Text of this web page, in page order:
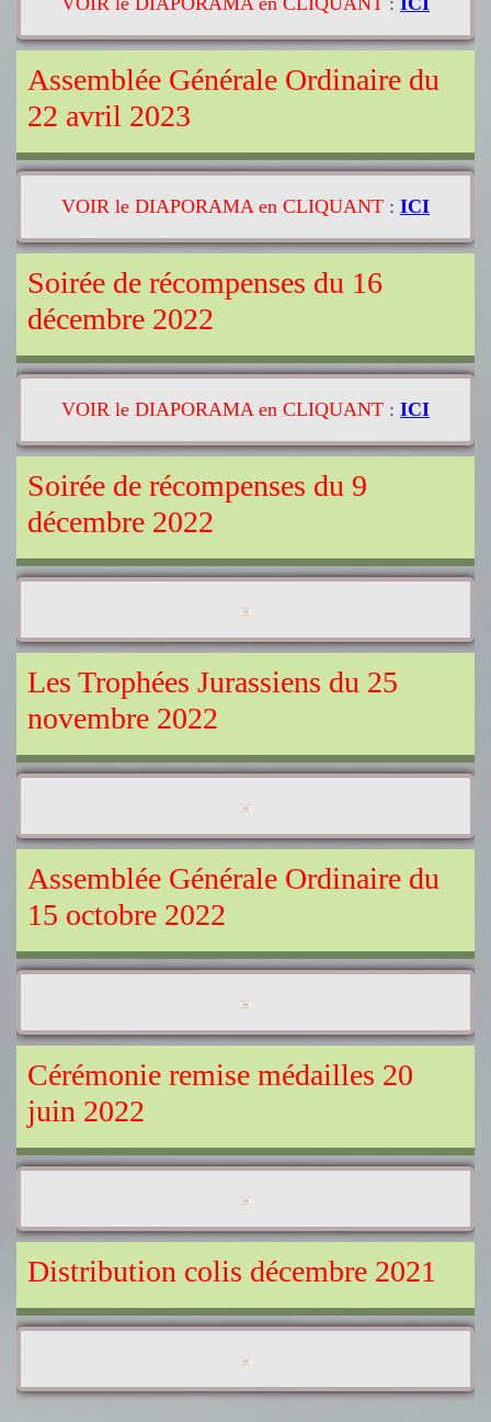
Assemblée Générale Ordinaire du
22 avril 2023
VOIR le DIAPORAMA en CLIQUANT : ICI
Soirée de récompenses du 16
décembre 2022
VOIR le DIAPORAMA en CLIQUANT : ICI
Soirée de récompenses du 9
décembre 2022
Les Trophées Jurassiens du 25
novembre 2022
Assemblée Générale Ordinaire du
15 octobre 2022
Cérémonie remise médailles 20
juin 2022
Distribution colis décembre 2021